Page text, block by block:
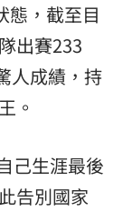
態，截至目
出賽233
人成績，持
。
己生涯最後
告別國家